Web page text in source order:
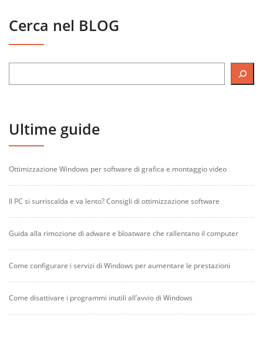
Cerca nel BLOG
Ultime guide
Ottimizzazione Windows per software di grafica e montaggio video
Il PC si surriscalda e va lento? Consigli di ottimizzazione software
Guida alla rimozione di adware e bloatware che rallentano il computer
Come configurare i servizi di Windows per aumentare le prestazioni
Come disattivare i programmi inutili all’avvio di Windows